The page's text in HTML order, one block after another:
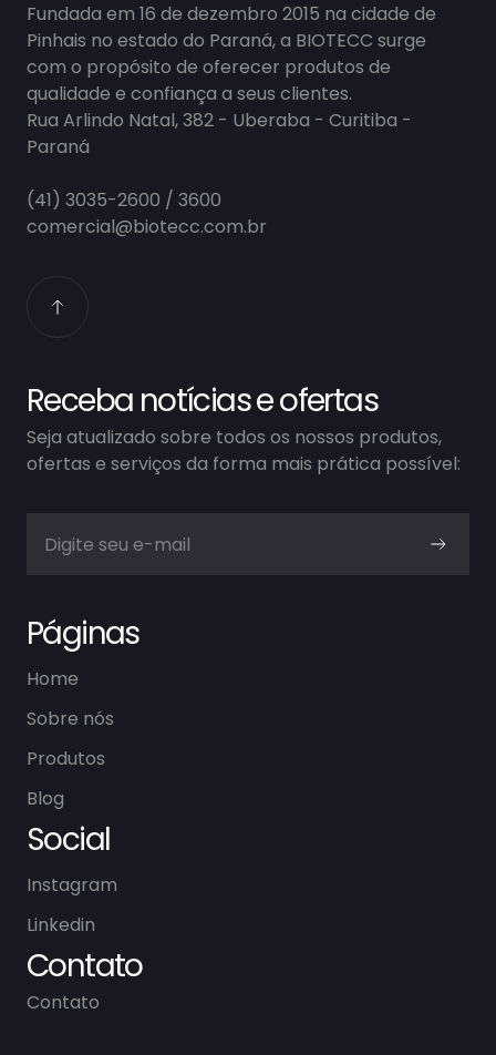
Fundada em 16 de dezembro 2015 na cidade de
Pinhais no estado do Paraná, a BIOTECC surge
com o propósito de oferecer produtos de
qualidade e confiança a seus clientes.
Rua Arlindo Natal, 382 - Uberaba - Curitiba -
Paraná
(41) 3035-2600 / 3600
comercial@biotecc.com.br
Receba notícias e ofertas
Seja atualizado sobre todos os nossos produtos,
ofertas e serviços da forma mais prática possível:
Páginas
Home
Sobre nós
Produtos
Blog
Social
Instagram
Linkedin
Contato
Contato